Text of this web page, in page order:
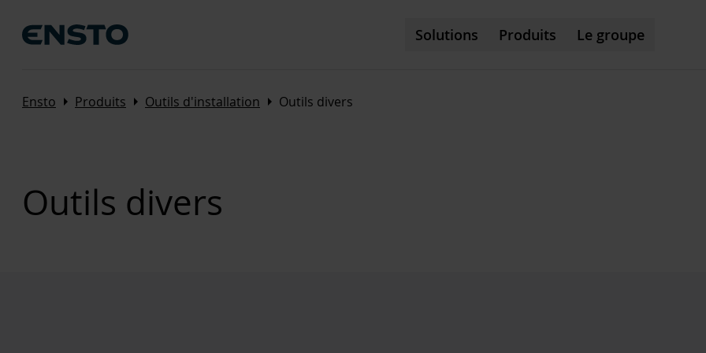
Solutions Produits Le groupe
Ensto Arrow_right Produits Arrow_right Outils d'installation Arrow_right Outils divers
Outils divers